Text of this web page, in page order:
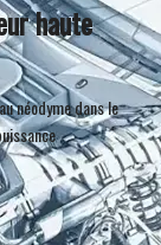
haute
néodyme dans le